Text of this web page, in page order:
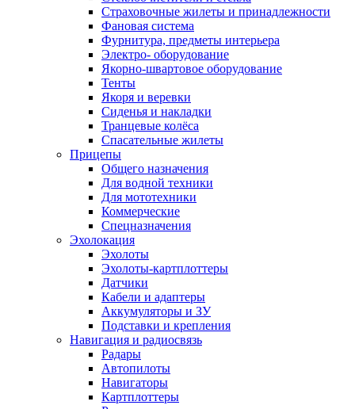
Страховочные жилеты и принадлежности
Фановая система
Фурнитура, предметы интерьера
Электро- оборудование
Якорно-швартовое оборудование
Тенты
Якоря и веревки
Сиденья и накладки
Транцевые колёса
Спасательные жилеты
Прицепы
Общего назначения
Для водной техники
Для мототехники
Коммерческие
Спецназначения
Эхолокация
Эхолоты
Эхолоты-картплоттеры
Датчики
Кабели и адаптеры
Аккумуляторы и ЗУ
Подставки и крепления
Навигация и радиосвязь
Радары
Автопилоты
Навигаторы
Картплоттеры